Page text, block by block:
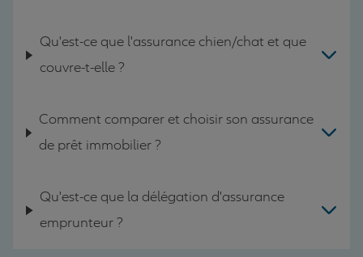
Qu'est-ce que l'assurance chien/chat et que
couvre-t-elle ?
Comment comparer et choisir son assurance
de prêt immobilier ?
Qu'est-ce que la délégation d'assurance
emprunteur ?